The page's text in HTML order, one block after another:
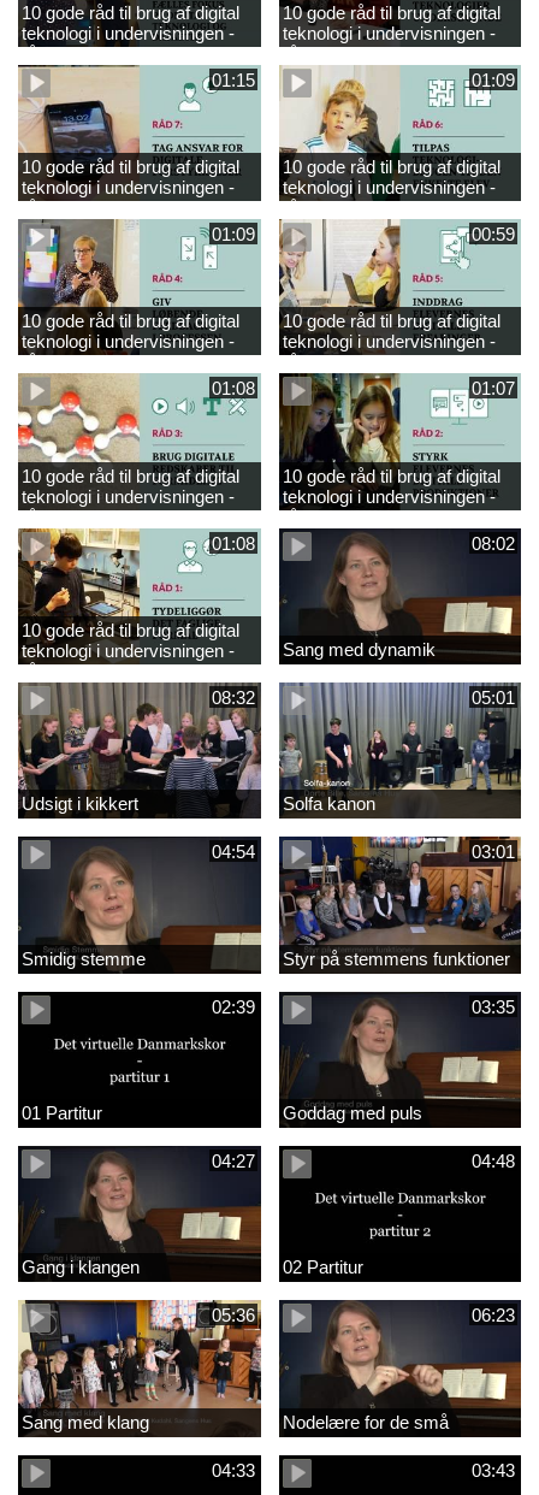
10 gode råd til brug af digital
teknologi i undervisningen -
råd 10
10 gode råd til brug af digital
teknologi i undervisningen -
råd 8
01:15
10 gode råd til brug af digital
teknologi i undervisningen -
råd 7
01:09
10 gode råd til brug af digital
teknologi i undervisningen -
råd 6
01:09
10 gode råd til brug af digital
teknologi i undervisningen -
råd 4
00:59
10 gode råd til brug af digital
teknologi i undervisningen -
råd 5
01:08
10 gode råd til brug af digital
teknologi i undervisningen -
råd 3
01:07
10 gode råd til brug af digital
teknologi i undervisningen -
råd 2
01:08
10 gode råd til brug af digital
teknologi i undervisningen -
råd 1
08:02
Sang med dynamik
08:32
Udsigt i kikkert
05:01
Solfa kanon
04:54
Smidig stemme
03:01
Styr på stemmens funktioner
02:39
01 Partitur
03:35
Goddag med puls
04:27
Gang i klangen
04:48
02 Partitur
05:36
Sang med klang
06:23
Nodelære for de små
04:33 03:43